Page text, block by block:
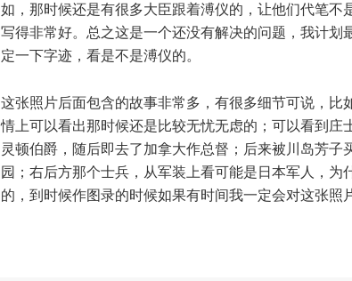
如，那时候还是有很多大臣跟着溥仪的，让他们代笔不
写得非常好。总之这是一个还没有解决的问题，我计划
定一下字迹，看是不是溥仪的。
这张照片后面包含的故事非常多，有很多细节可说，比
情上可以看出那时候还是比较无忧无虑的；可以看到庄
灵顿伯爵，随后即去了加拿大作总督；后来被川岛芳子
园；右后方那个士兵，从军装上看可能是日本军人，为
的，到时候作图录的时候如果有时间我一定会对这张照